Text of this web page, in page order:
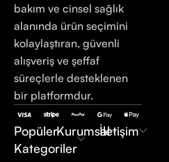
bakım ve cinsel sağlık
alanında ürün seçimini
kolaylaştıran, güvenli
alışveriş ve şeffaf
süreçlerle desteklenen
bir platformdur.
Popüler
Kategoriler
Kurumsalİletişim